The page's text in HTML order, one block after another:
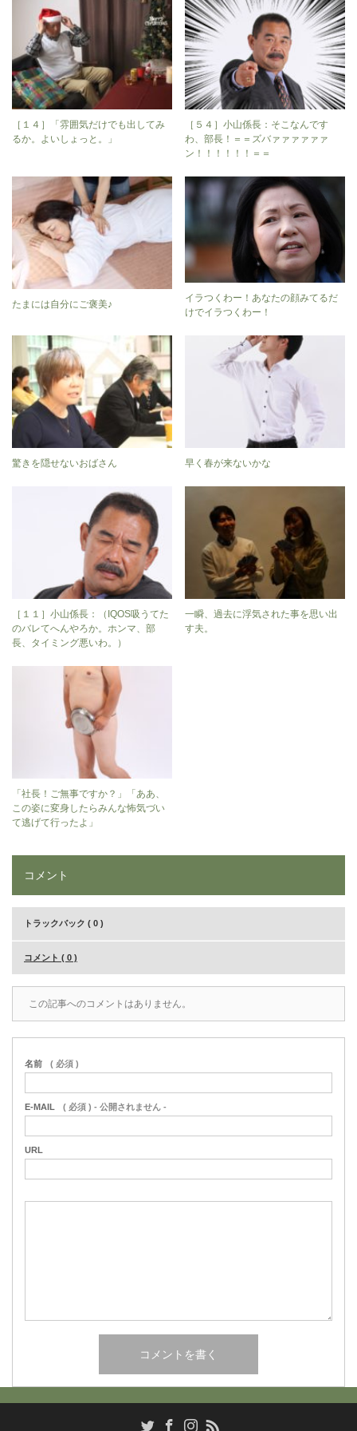
［１４］「雰囲気だけでも出してみ
るか。よいしょっと。」
［５４］小山係長：そこなんです
わ、部長！＝＝ズバァァァァァァ
ン！！！！！！＝＝
たまには自分にご褒美♪
イラつくわー！あなたの顔みてるだ
けでイラつくわー！
驚きを隠せないおばさん 早く春が来ないかな
［１１］小山係長：（IQOS吸うてた
のバレてへんやろか。ホンマ、部
長、タイミング悪いわ。）
一瞬、過去に浮気された事を思い出
す夫。
「社長！ご無事ですか？」「ああ、
この姿に変身したらみんな怖気づい
て逃げて行ったよ」
コメント
トラックバック ( 0 )
コメント ( 0 )
この記事へのコメントはありません。
名前 ( 必須 )
E-MAIL ( 必須 ) - 公開されません -
URL
TwitterFacebookInstagram
RSS